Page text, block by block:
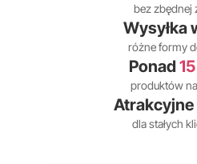
bez zbędnej
Wysyłka
różne formy
Ponad
produktów
Atrakcyjne
dla stałych